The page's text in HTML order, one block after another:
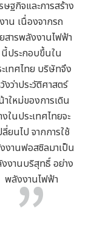
ษฐกิจและการสร้าง
งาน เนื่องจากรถ
สารพลังงานไฟฟ้า
นี้ประกอบขึ้นใน
เทศไทย บริษัทจึง
งว่าประวัติศาสตร์
าใหม่ของการเดิน
งในประเทศไทยจะ
ลี่ยนไป จากการใช้
งานฟอสซิลมาเป็น
งานบริสุทธิ์ อย่าง
พลังงานไฟฟ้า